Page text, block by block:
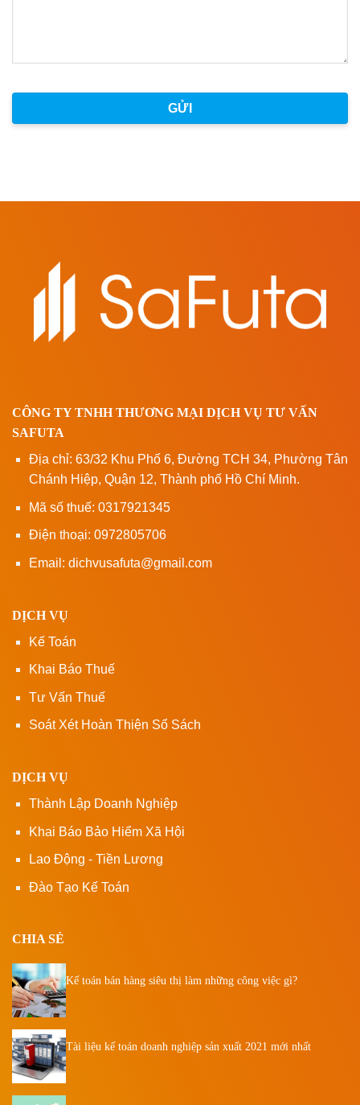
CÔNG TY TNHH THƯƠNG MẠI DỊCH VỤ TƯ VẤN
SAFUTA
Địa chỉ: 63/32 Khu Phố 6, Đường TCH 34, Phường Tân
Chánh Hiệp, Quận 12, Thành phố Hồ Chí Minh.
Mã số thuế: 0317921345
Điện thoại: 0972805706
Email: dichvusafuta@gmail.com
DỊCH VỤ
Kế Toán
Khai Báo Thuế
Tư Vấn Thuế
Soát Xét Hoàn Thiện Sổ Sách
DỊCH VỤ
Thành Lập Doanh Nghiệp
Khai Báo Bảo Hiểm Xã Hội
Lao Động - Tiền Lương
Đào Tạo Kế Toán
CHIA SẺ
Kế toán bán hàng siêu thị làm những công việc gì?
Tài liệu kế toán doanh nghiệp sản xuất 2021 mới nhất